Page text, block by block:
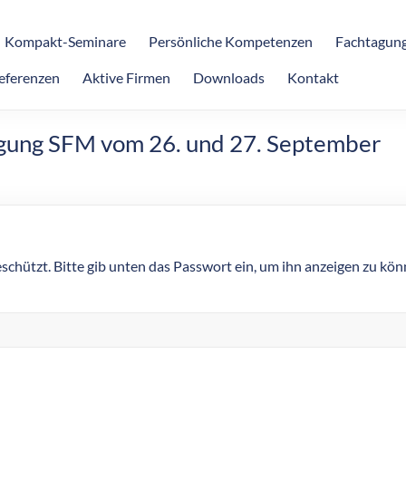
Kompakt-Seminare Persönliche Kompetenzen
Aktive Firmen Downloads Kontakt
SFM vom 26. und 27. September
Bitte gib unten das Passwort ein, um ihn anzeigen zu